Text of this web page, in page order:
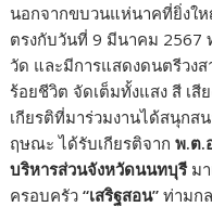
นอกจากขบวนแห่นาคที่ยิ่งใ
ตรงกับวันที่ 9 มีนาคม 2567
วัด และมีการแสดงดนตรีวง
ร้อยชีวิต จัดเต็มทั้งแสง สี เสี
เกียรติที่มาร่วมงานได้สนุก
ฤษณะ ได้รับเกียรติจากพ.ต.
บริหารส่วนจังหวัดนนทบุรีมา
ครอบครัว“เสริฐสอน” ท่ามก